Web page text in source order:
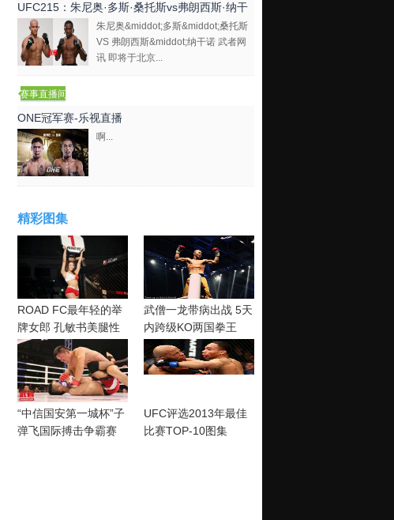
UFC215：朱尼奥·多斯·桑托斯vs弗朗西斯·纳干
朱尼奥&middot;多斯&middot;桑托斯
VS 弗朗西斯&middot;纳干诺 武者网
讯 即将于北京...
赛事直播间
ONE冠军赛-乐视直播
啊...
精彩图集
ROAD FC最年轻的举
牌女郎 孔敏书美腿性
感眼神清纯
武僧一龙带病出战 5天
内跨级KO两国拳王
“中信国安第一城杯”子
弹飞国际搏击争霸赛
UFC评选2013年最佳
比赛TOP-10图集